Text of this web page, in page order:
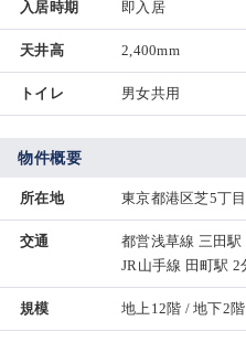
入居時期 即入居
天井高 2,400mm
トイレ 男女共用
物件概要
所在地 東京都港区芝5丁
交通
都営浅草線 三田駅
JR山手線 田町駅 2
規模 地上12階 / 地下2階